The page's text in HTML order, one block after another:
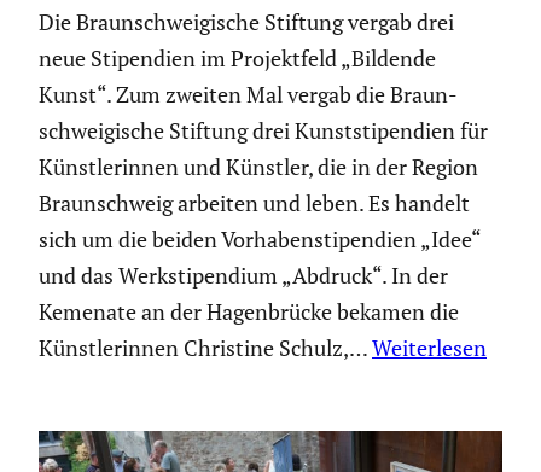
Die Braun­schwei­gi­sche Stiftung vergab drei
neue Stipen­dien im Projekt­feld „Bildende
Kunst“. Zum zweiten Mal vergab die Braun­
schwei­gi­sche Stiftung drei Kunst­sti­pen­dien für
Künst­le­rinnen und Künstler, die in der Region
Braun­schweig arbeiten und leben. Es handelt
sich um die beiden Vorha­ben­sti­pen­dien „Idee“
und das Werksti­pen­dium „Abdruck“. In der
Kemenate an der Hagen­brücke bekamen die
Künst­le­rinnen Christine Schulz,…Weiterlesen